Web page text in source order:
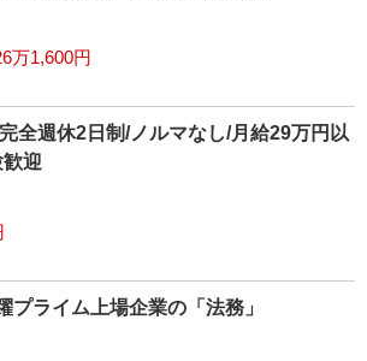
万1,600円
全週休2日制/ノルマなし/月給29万円以
歓迎
プライム上場企業の「法務」